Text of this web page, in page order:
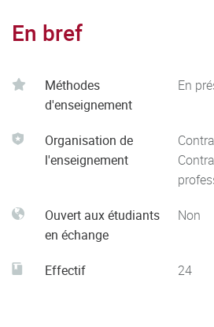
En bref
Méthodes
d'enseignement
En
Organisation de
l'enseignement
Ouvert aux étudiants
en échange
Non
Effectif 24